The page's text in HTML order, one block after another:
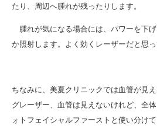
たり、周辺へ腫れが残ったりします。
腫れが気になる場合には、パワーを下
か照射します。よく効くレーザーだと思っ
ちなみに、美夏クリニックでは血管が見
グレーザー、血管は見えないけれど、全
ォトフェイシャルファーストと使い分けて